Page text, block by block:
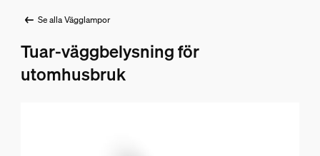
Se alla Vägglampor
Tuar-väggbelysning för
utomhusbruk